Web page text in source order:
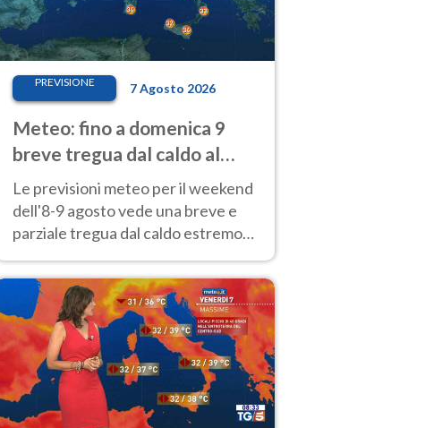
PREVISIONE 7 Agosto 2026
Meteo: fino a domenica 9
breve tregua dal caldo al
Nord! Altrove calura e afa
Le previsioni meteo per il weekend
dell'8-9 agosto vede una breve e
parziale tregua dal caldo estremo
40 gradi.